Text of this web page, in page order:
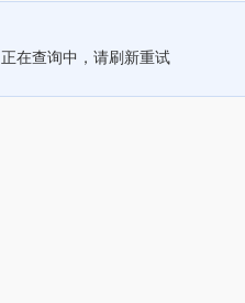
正在查询中，请刷新重试